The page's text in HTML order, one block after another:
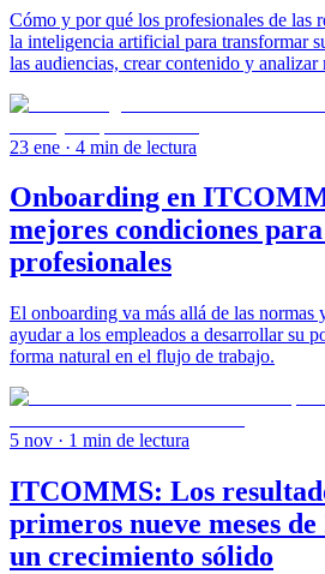
Cómo y por qué los profesionales de las
la inteligencia artificial para transformar
las audiencias, crear contenido y analizar
23 ene · 4 min de lectura
Onboarding en
mejores condiciones
profesionales
El onboarding va más allá de las normas
ayudar a los empleados a desarrollar su
forma natural en el flujo de trabajo.
5 nov · 1 min de lectura
ITCOMMS: Los
primeros nueve meses
un crecimiento sólido